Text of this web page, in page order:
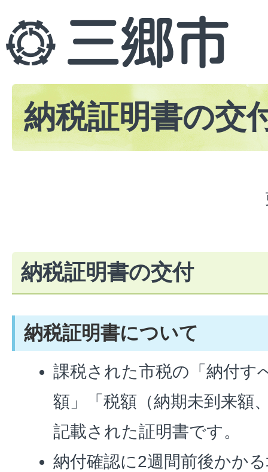
納税証明書の交
納税証明書の交付
納税証明書について
課税された市税の「納付す
額」「税額（納期未到来額
記載された証明書です。
納付確認に2週間前後かか